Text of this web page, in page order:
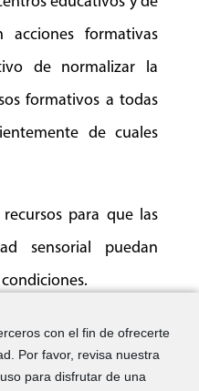
con el fin de ofrecerte
Por favor, revisa nuestra
para disfrutar de una
formativas
de normalizar la
formativos a todas
de cuales
para que las
sensorial puedan